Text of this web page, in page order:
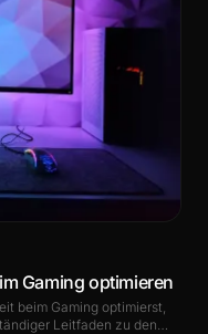
Gaming optimieren
beim Gaming optimierst,
Leitfaden zu den